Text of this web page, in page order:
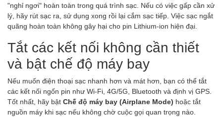
"nghỉ ngơi" hoàn toàn trong quá trình sạc. Nếu có việc gấp cần xử
lý, hãy rút sạc ra, sử dụng xong rồi lại cắm sạc tiếp. Việc sạc ngắt
quãng hoàn toàn không gây hại cho pin Lithium-ion hiện đại.
Tắt các kết nối không cần thiết
và bật chế độ máy bay
Nếu muốn điện thoại sạc nhanh hơn và mát hơn, bạn có thể tắt
các kết nối ngốn pin như Wi-Fi, 4G/5G, Bluetooth và định vị GPS.
Tốt nhất, hãy bật Chế độ máy bay (Airplane Mode) hoặc tắt
nguồn máy khi sạc nếu không chờ cuộc gọi quan trọng nào.